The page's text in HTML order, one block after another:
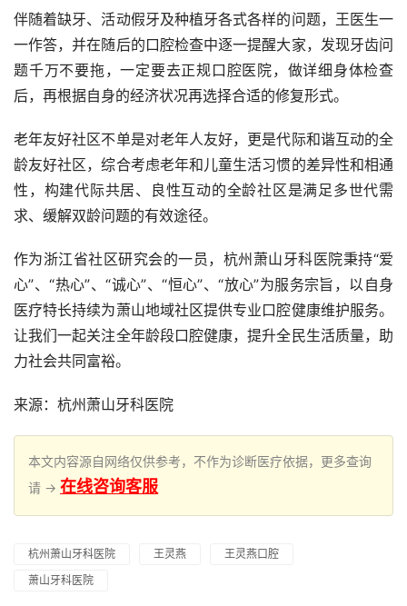
伴随着缺牙、活动假牙及种植牙各式各样的问题，王医生一
一作答，并在随后的口腔检查中逐一提醒大家，发现牙齿问
题千万不要拖，一定要去正规口腔医院，做详细身体检查
后，再根据自身的经济状况再选择合适的修复形式。
老年友好社区不单是对老年人友好，更是代际和谐互动的全
龄友好社区，综合考虑老年和儿童生活习惯的差异性和相通
性，构建代际共居、良性互动的全龄社区是满足多世代需
求、缓解双龄问题的有效途径。
作为浙江省社区研究会的一员，杭州萧山牙科医院秉持“爱
心”、“热心”、“诚心”、“恒心”、“放心”为服务宗旨，以自身
医疗特长持续为萧山地域社区提供专业口腔健康维护服务。
让我们一起关注全年龄段口腔健康，提升全民生活质量，助
力社会共同富裕。
来源：杭州萧山牙科医院
本文内容源自网络仅供参考，不作为诊断医疗依据，更多查询
请 → 在线咨询客服
杭州萧山牙科医院 王灵燕
王灵燕口腔
萧山牙科医院